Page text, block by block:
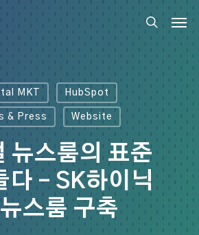
search
MKT HubSpot
& Press Website
뉴스룸의 표준
다 – SK하이닉
스룸 구축